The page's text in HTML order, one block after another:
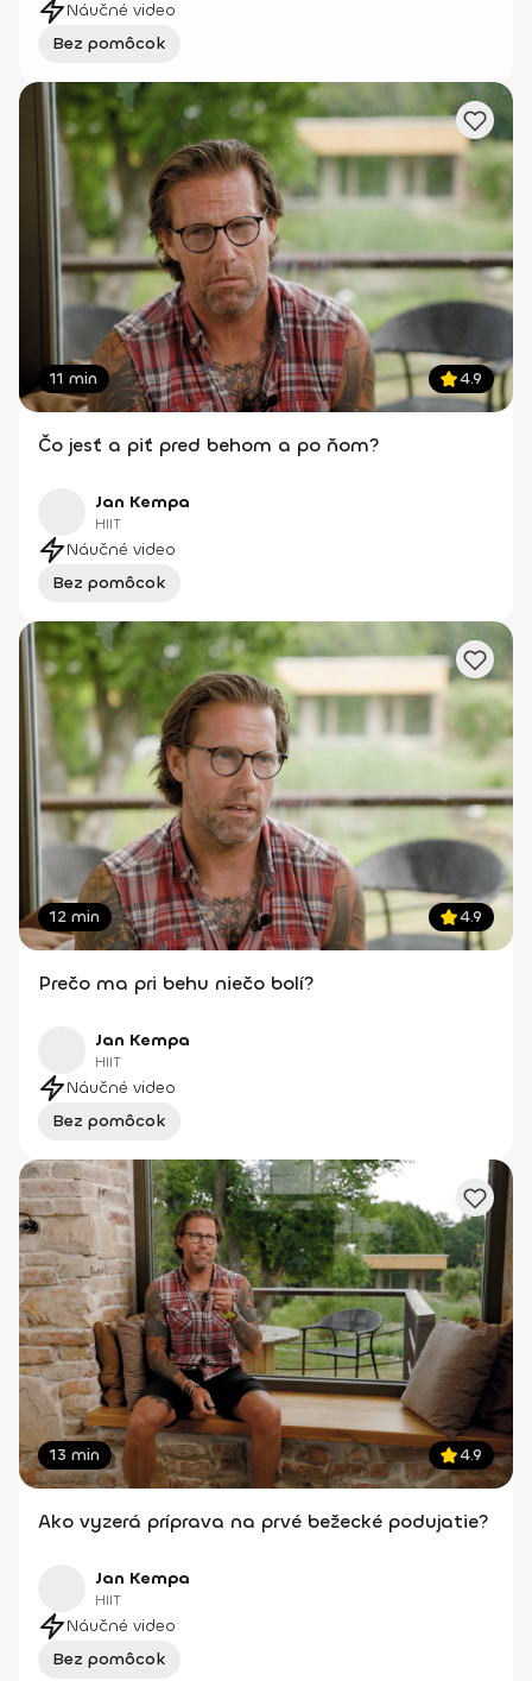
Náučné video
Bez pomôcok
11 min 4.9
Čo jesť a piť pred behom a po ňom?
Jan Kempa
HIIT
Náučné video
Bez pomôcok
12 min 4.9
Prečo ma pri behu niečo bolí?
Jan Kempa
HIIT
Náučné video
Bez pomôcok
13 min 4.9
Ako vyzerá príprava na prvé bežecké podujatie?
Jan Kempa
HIIT
Náučné video
Bez pomôcok